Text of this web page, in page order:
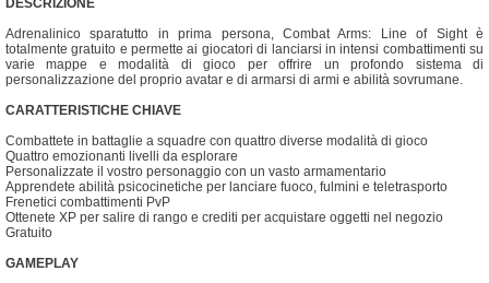
DESCRIZIONE
Adrenalinico sparatutto in prima persona, Combat Arms: Line of Sight è
totalmente gratuito e permette ai giocatori di lanciarsi in intensi combattimenti su
varie mappe e modalità di gioco per offrire un profondo sistema di
personalizzazione del proprio avatar e di armarsi di armi e abilità sovrumane.
CARATTERISTICHE CHIAVE
Combattete in battaglie a squadre con quattro diverse modalità di gioco
Quattro emozionanti livelli da esplorare
Personalizzate il vostro personaggio con un vasto armamentario
Apprendete abilità psicocinetiche per lanciare fuoco, fulmini e teletrasporto
Frenetici combattimenti PvP
Ottenete XP per salire di rango e crediti per acquistare oggetti nel negozio
Gratuito
GAMEPLAY